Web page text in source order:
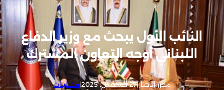
النائب الأول يبحث مع وزير الدفاع
اللبناني أوجه التعاون المشترك
محرر الاخبار|27 أغسطس, 2025 |محــليــات